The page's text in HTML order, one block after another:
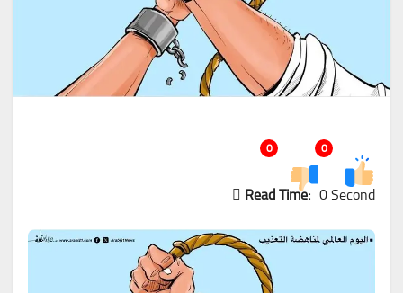
0
0
Read Time: 0 Second